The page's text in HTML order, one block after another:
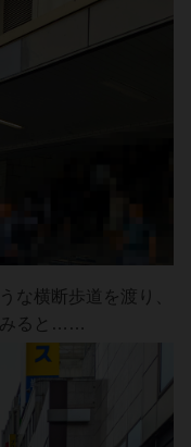
な横断歩道を渡り、
みると……